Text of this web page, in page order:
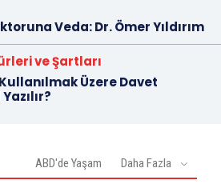
Veda: Dr. Ömer Yıldırım
ve Şartları
Üzere Davet
ABD'de Yaşam Daha Fazla